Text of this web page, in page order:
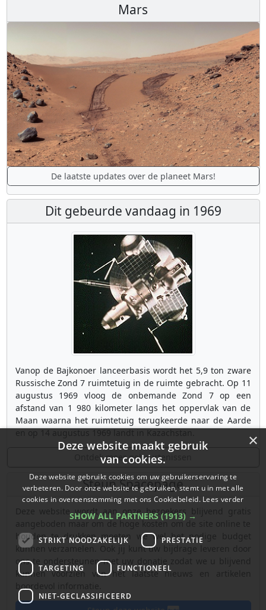
Mars
De laatste updates over de planeet Mars!
Dit gebeurde vandaag in 1969
Vanop de Bajkonoer lanceerbasis wordt het 5,9 ton zware
Russische Zond 7 ruimtetuig in de ruimte gebracht. Op 11
augustus 1969 vloog de onbemande Zond 7 op een
afstand van 1 980 kilometer langs het oppervlak van de
Maan waarna het ruimtetuig terugkeerde naar de Aarde
Ontdek meer gebeurtenissen
Steun Spacepage
Deze website wordt aan onze bezoekers blijvend gratis
aangeboden maar om de hoge kosten om de site online te
houden te drukken moeten we wel het nodige budget
kunnen verzamelen. Ook jij kunt uw bijdrage leveren door
ons te ondersteunen met uw donatie zodat we u blijvend
kunnen voorzien van het laatste nieuws en artikelen
×
Deze website maakt gebruik
van cookies.
Deze website gebruikt cookies om uw gebruikerservaring te
verbeteren. Door onze website te gebruiken, stemt u in met alle
cookies in overeenstemming met ons Cookiebeleid. Lees verder
SHOW ALL PARTNERS (1913) →
STRIKT NOODZAKELIJK PRESTATIE
TARGETING FUNCTIONEEL
NIET-GECLASSIFICEERD